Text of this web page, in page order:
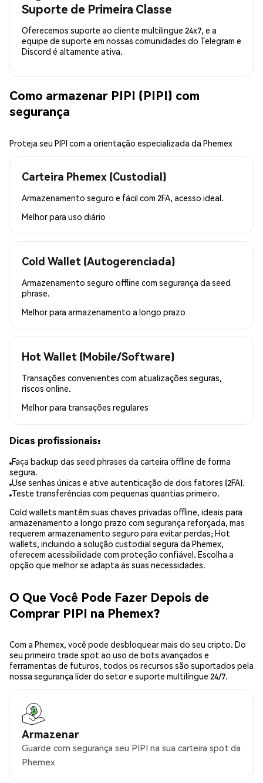
Suporte de Primeira Classe
Oferecemos suporte ao cliente multilingue 24x7, e a
equipe de suporte em nossas comunidades do Telegram e
Discord é altamente ativa.
Como armazenar PIPI (PIPI) com
segurança
Proteja seu PIPI com a orientação especializada da Phemex
Carteira Phemex (Custodial)
Armazenamento seguro e fácil com 2FA, acesso ideal.
Melhor para uso diário
Cold Wallet (Autogerenciada)
Armazenamento seguro offline com segurança da seed
phrase.
Melhor para armazenamento a longo prazo
Hot Wallet (Mobile/Software)
Transações convenientes com atualizações seguras,
riscos online.
Melhor para transações regulares
Dicas profissionais:
Faça backup das seed phrases da carteira offline de forma
segura.
Use senhas únicas e ative autenticação de dois fatores (2FA).
Teste transferências com pequenas quantias primeiro.
Cold wallets mantêm suas chaves privadas offline, ideais para
armazenamento a longo prazo com segurança reforçada, mas
requerem armazenamento seguro para evitar perdas; Hot
wallets, incluindo a solução custodial segura da Phemex,
oferecem acessibilidade com proteção confiável. Escolha a
opção que melhor se adapta às suas necessidades.
O Que Você Pode Fazer Depois de
Comprar PIPI na Phemex?
Com a Phemex, você pode desbloquear mais do seu cripto. Do
seu primeiro trade spot ao uso de bots avançados e
ferramentas de futuros, todos os recursos são suportados pela
nossa segurança líder do setor e suporte multilíngue 24/7.
Armazenar
Guarde com segurança seu PIPI na sua carteira spot da
Phemex